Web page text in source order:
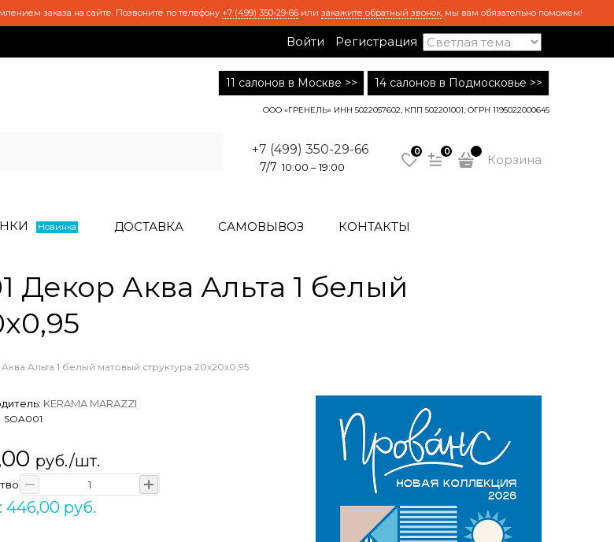
заказа на сайте. Позвоните по телефону +7 (499) 350-29-66 или закажите обратный звонок, мы вам обязательно поможем!
Войти Регистрация
11 салонов в Москве >> 14 салонов в Подмосковье >>
ООО «ГРЕНЕЛЬ» ИНН 5022057602, КПП 502201001, ОГРН 1195022000645
+7 (499) 350-29-66
7/7 10:00 – 19:00
0 0
Корзина
Новинка ДОСТАВКА САМОВЫВОЗ КОНТАКТЫ
Декор Аква Альта 1 белый
Альта 1 белый матовый структура 20x20x0,95
KERAMA MARAZZI
SOA001
руб./шт.
446,00 руб.